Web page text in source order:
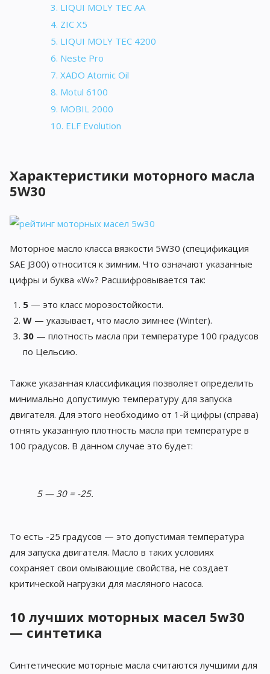
3. LIQUI MOLY TEC AA
4. ZIC X5
5. LIQUI MOLY TEC 4200
6. Neste Pro
7. XADO Atomic Oil
8. Motul 6100
9. MOBIL 2000
10. ELF Evolution
Характеристики моторного масла
5W30
Моторное масло класса вязкости 5W30 (спецификация
SAE J300) относится к зимним. Что означают указанные
цифры и буква «W»? Расшифровывается так:
5 — это класс морозостойкости.
W — указывает, что масло зимнее (Winter).
30 — плотность масла при температуре 100 градусов
по Цельсию.
Также указанная классификация позволяет определить
минимально допустимую температуру для запуска
двигателя. Для этого необходимо от 1-й цифры (справа)
отнять указанную плотность масла при температуре в
100 градусов. В данном случае это будет:
5 — 30 = -25.
То есть -25 градусов — это допустимая температура
для запуска двигателя. Масло в таких условиях
сохраняет свои омывающие свойства, не создает
критической нагрузки для масляного насоса.
10 лучших моторных масел 5w30
— синтетика
Синтетические моторные масла считаются лучшими для